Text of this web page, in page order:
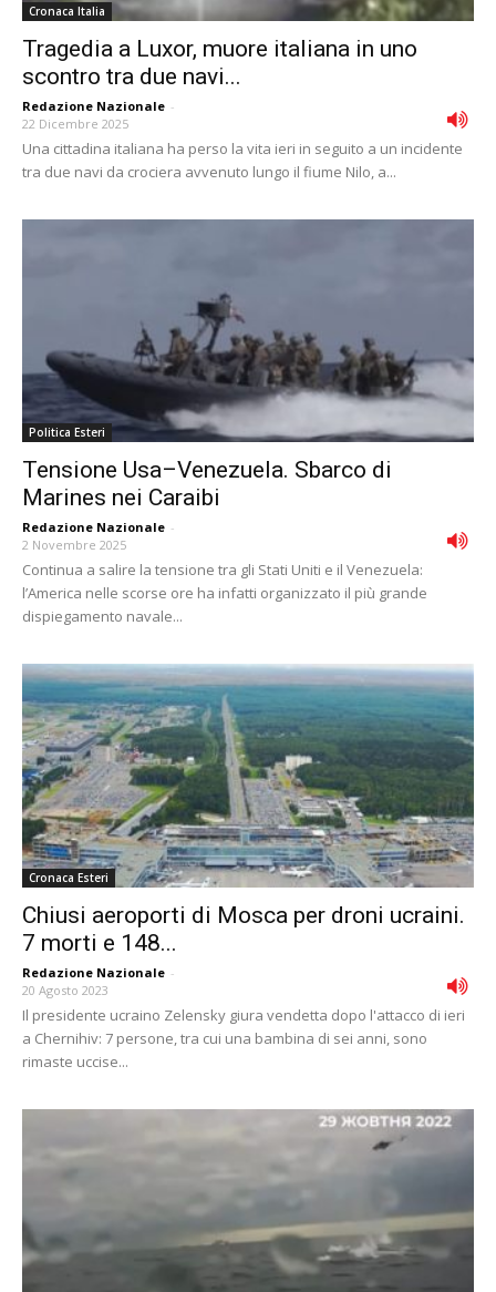
Cronaca Italia
Tragedia a Luxor, muore italiana in uno
scontro tra due navi...
Redazione Nazionale -
22 Dicembre 2025
Una cittadina italiana ha perso la vita ieri in seguito a un incidente
tra due navi da crociera avvenuto lungo il fiume Nilo, a...
Politica Esteri
Tensione Usa–Venezuela. Sbarco di
Marines nei Caraibi
Redazione Nazionale -
2 Novembre 2025
Continua a salire la tensione tra gli Stati Uniti e il Venezuela:
l’America nelle scorse ore ha infatti organizzato il più grande
dispiegamento navale...
Cronaca Esteri
Chiusi aeroporti di Mosca per droni ucraini.
7 morti e 148...
Redazione Nazionale -
20 Agosto 2023
Il presidente ucraino Zelensky giura vendetta dopo l'attacco di ieri
a Chernihiv: 7 persone, tra cui una bambina di sei anni, sono
rimaste uccise...